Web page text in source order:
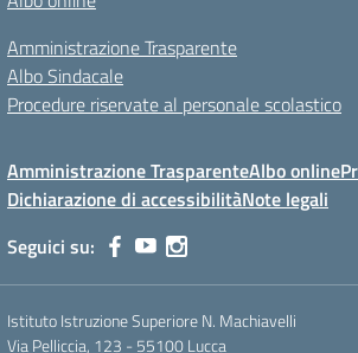
Amministrazione Trasparente
Albo Sindacale
Procedure riservate al personale scolastico
Amministrazione TrasparenteAlbo online
Dichiarazione di accessibilitàNote legali
Seguici su:
Istituto Istruzione Superiore N. Machiavelli
Via Pelliccia, 123 - 55100 Lucca